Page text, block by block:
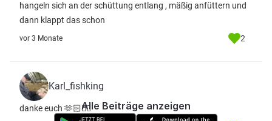
hangeln sich an der schüttung entlang , mäßig anfüttern und
dann klappt das schon
vor 3 Monate 2
Karl_fishking
danke euch 🫶🏻👍🏻Alle Beiträge anzeigen